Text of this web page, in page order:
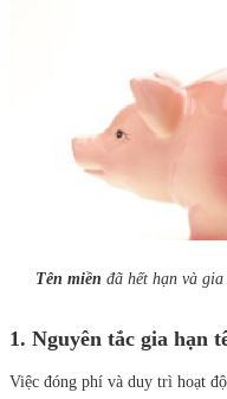
Tên miền đã hết hạn và
1. Nguyên tắc gia hạn
Việc đóng phí và duy trì hoạt